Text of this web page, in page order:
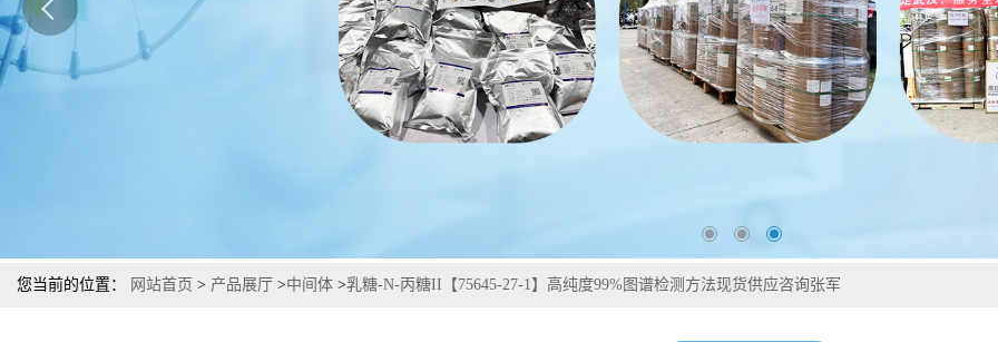
您当前的位置： 网站首页 > 产品展厅 >中间体 >乳糖-N-丙糖II【75645-27-1】高纯度99%图谱检测方法现货供应咨询张军